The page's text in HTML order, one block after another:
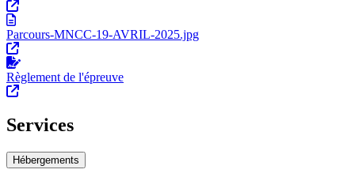
Parcours-MNCC-19-AVRIL-2025.jpg
Règlement de l'épreuve
Services
Hébergements